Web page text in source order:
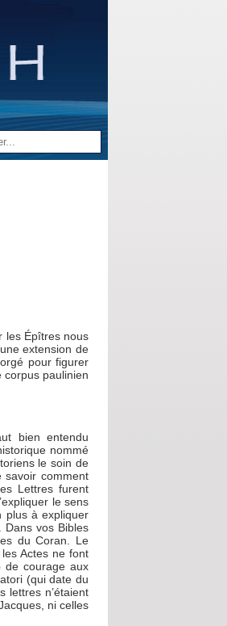
les Épîtres nous
extension de
pour figurer
paulinien
bien entendu
nommé
le soin de
savoir comment
Lettres furent
le sens
plus à expliquer
Dans vos Bibles
du Coran. Le
Actes ne font
de courage aux
(qui date du
lettres n’étaient
ni celles